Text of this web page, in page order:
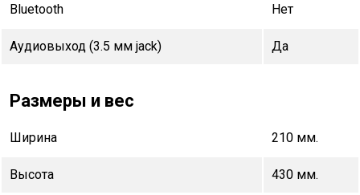
Bluetooth Нет
Аудиовыход (3.5 мм jack) Да
Размеры и вес
Ширина 210 мм.
Высота 430 мм.